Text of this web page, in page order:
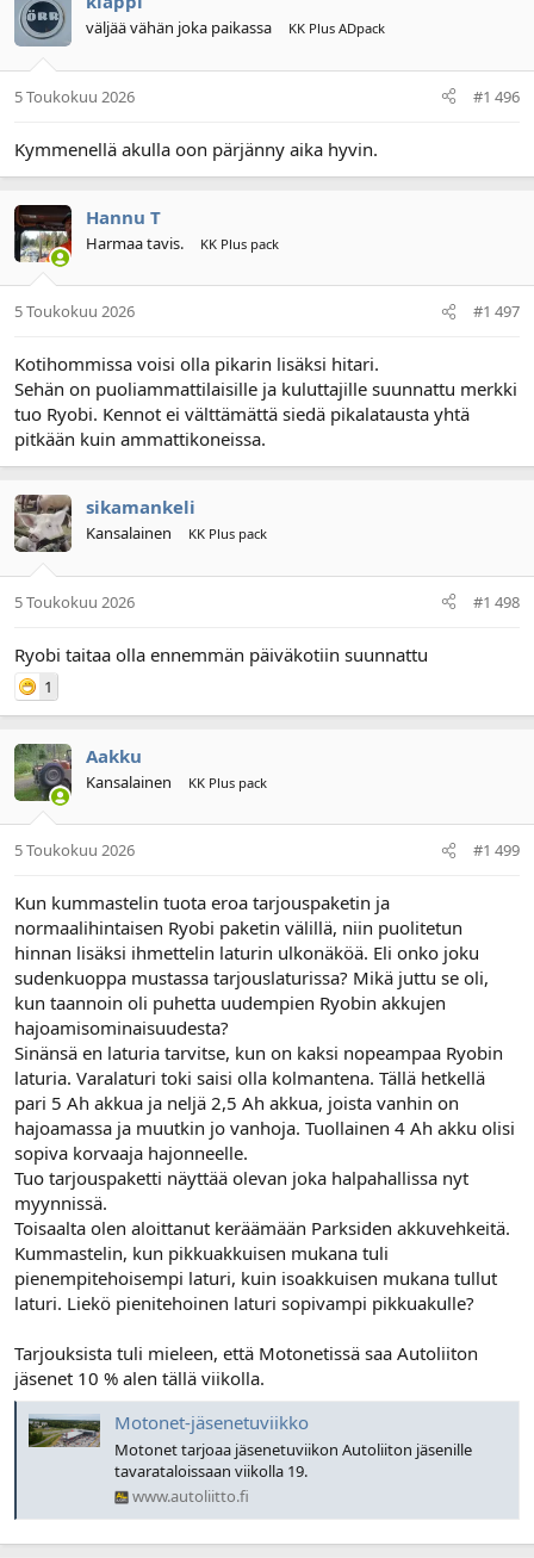
väljää vähän joka paikassa KK Plus ADpack
5 Toukokuu 2026 #1 496
Kymmenellä akulla oon pärjänny aika hyvin.
Hannu T
Harmaa tavis. KK Plus pack
5 Toukokuu 2026 #1 497
Kotihommissa voisi olla pikarin lisäksi hitari.
Sehän on puoliammattilaisille ja kuluttajille suunnattu merkki
tuo Ryobi. Kennot ei välttämättä siedä pikalatausta yhtä
pitkään kuin ammattikoneissa.
sikamankeli
Kansalainen KK Plus pack
5 Toukokuu 2026 #1 498
Ryobi taitaa olla ennemmän päiväkotiin suunnattu
1
Aakku
Kansalainen KK Plus pack
5 Toukokuu 2026 #1 499
Kun kummastelin tuota eroa tarjouspaketin ja
normaalihintaisen Ryobi paketin välillä, niin puolitetun
hinnan lisäksi ihmettelin laturin ulkonäköä. Eli onko joku
sudenkuoppa mustassa tarjouslaturissa? Mikä juttu se oli,
kun taannoin oli puhetta uudempien Ryobin akkujen
hajoamisominaisuudesta?
Sinänsä en laturia tarvitse, kun on kaksi nopeampaa Ryobin
laturia. Varalaturi toki saisi olla kolmantena. Tällä hetkellä
pari 5 Ah akkua ja neljä 2,5 Ah akkua, joista vanhin on
hajoamassa ja muutkin jo vanhoja. Tuollainen 4 Ah akku olisi
sopiva korvaaja hajonneelle.
Tuo tarjouspaketti näyttää olevan joka halpahallissa nyt
myynnissä.
Toisaalta olen aloittanut keräämään Parksiden akkuvehkeitä.
Kummastelin, kun pikkuakkuisen mukana tuli
pienempitehoisempi laturi, kuin isoakkuisen mukana tullut
laturi. Liekö pienitehoinen laturi sopivampi pikkuakulle?
Tarjouksista tuli mieleen, että Motonetissä saa Autoliiton
jäsenet 10 % alen tällä viikolla.
Motonet-jäsenetuviikko
Motonet tarjoaa jäsenetuviikon Autoliiton jäsenille
tavarataloissaan viikolla 19.
www.autoliitto.fi